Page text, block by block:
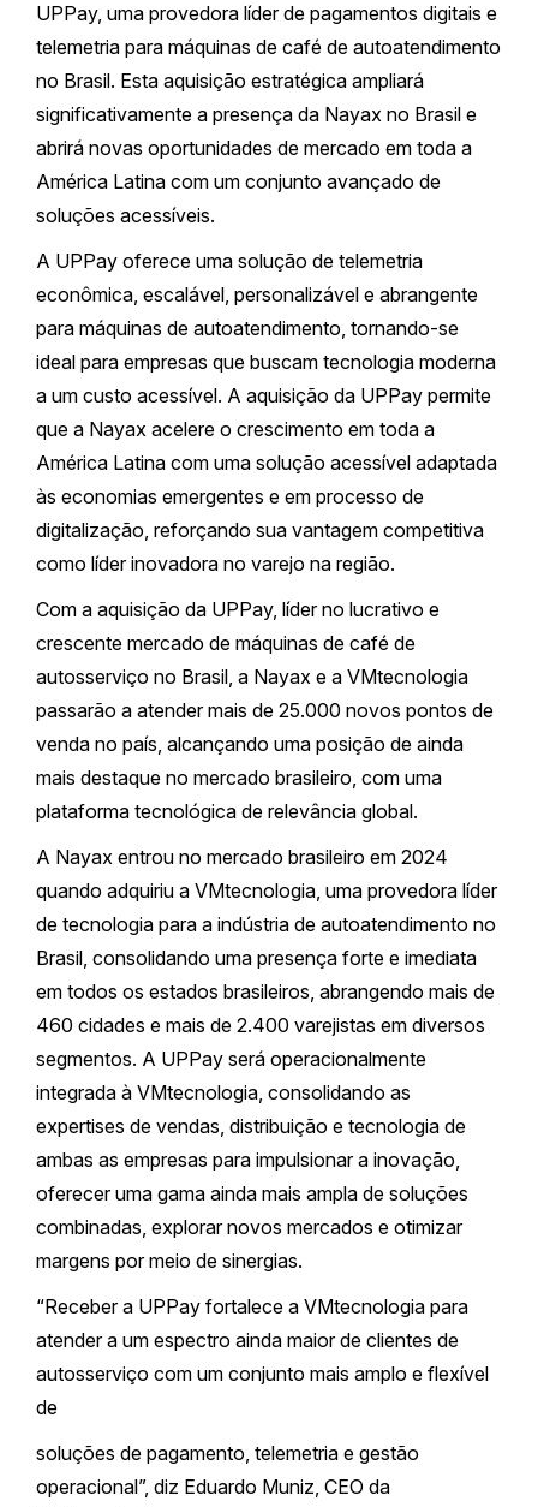
UPPay, uma provedora líder de pagamentos digitais e
telemetria para máquinas de café de autoatendimento
no Brasil. Esta aquisição estratégica ampliará
significativamente a presença da Nayax no Brasil e
abrirá novas oportunidades de mercado em toda a
América Latina com um conjunto avançado de
soluções acessíveis.
A UPPay oferece uma solução de telemetria
econômica, escalável, personalizável e abrangente
para máquinas de autoatendimento, tornando-se
ideal para empresas que buscam tecnologia moderna
a um custo acessível. A aquisição da UPPay permite
que a Nayax acelere o crescimento em toda a
América Latina com uma solução acessível adaptada
às economias emergentes e em processo de
digitalização, reforçando sua vantagem competitiva
como líder inovadora no varejo na região.
Com a aquisição da UPPay, líder no lucrativo e
crescente mercado de máquinas de café de
autosserviço no Brasil, a Nayax e a VMtecnologia
passarão a atender mais de 25.000 novos pontos de
venda no país, alcançando uma posição de ainda
mais destaque no mercado brasileiro, com uma
plataforma tecnológica de relevância global.
A Nayax entrou no mercado brasileiro em 2024
quando adquiriu a VMtecnologia, uma provedora líder
de tecnologia para a indústria de autoatendimento no
Brasil, consolidando uma presença forte e imediata
em todos os estados brasileiros, abrangendo mais de
460 cidades e mais de 2.400 varejistas em diversos
segmentos. A UPPay será operacionalmente
integrada à VMtecnologia, consolidando as
expertises de vendas, distribuição e tecnologia de
ambas as empresas para impulsionar a inovação,
oferecer uma gama ainda mais ampla de soluções
combinadas, explorar novos mercados e otimizar
margens por meio de sinergias.
“Receber a UPPay fortalece a VMtecnologia para
atender a um espectro ainda maior de clientes de
autosserviço com um conjunto mais amplo e flexível
de
soluções de pagamento, telemetria e gestão
operacional”, diz Eduardo Muniz, CEO da